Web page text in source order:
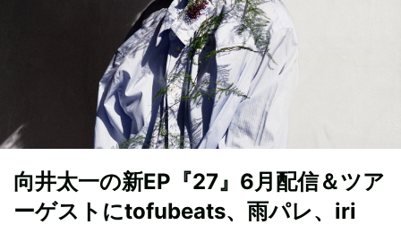
向井太一の新EP『27』6月配信＆ツア
ーゲストにtofubeats、雨パレ、iri